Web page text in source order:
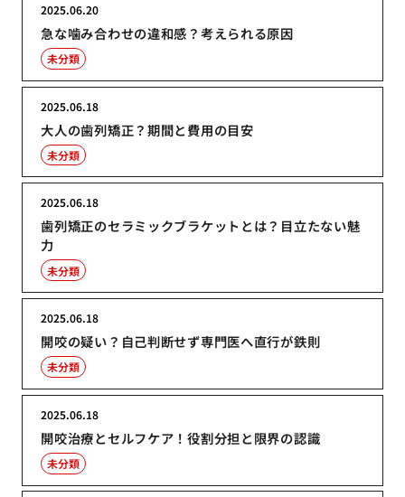
急な噛み合わせの違和感？考えられる原因
2025.06.20
未分類
大人の歯列矯正？期間と費用の目安
2025.06.18
未分類
歯列矯正のセラミックブラケットとは？目立たない魅
力
2025.06.18
未分類
開咬の疑い？自己判断せず専門医へ直行が鉄則
2025.06.18
未分類
開咬治療とセルフケア！役割分担と限界の認識
2025.06.18
未分類